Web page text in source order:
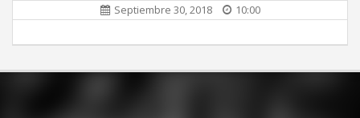
Septiembre 30, 2018 10:00